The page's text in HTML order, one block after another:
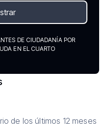
DE CIUDADANÍA POR
EN EL CUARTO
de los últimos 12 meses